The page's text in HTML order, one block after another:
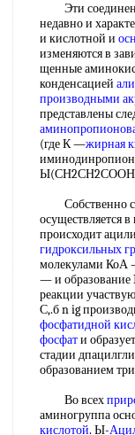
Эти
недавно и
и кислотной и
изменяются в
щенные
конденсацией
производными
представлены
(где К —жирная
Собственно
осуществляется в
происходит
гидроксильных
молекулами КоА
— и образование
реакции
С,.б n ig
фосфатидной
фосфати
стадии
образованием
Во всех
аминогруппа
кислотой. Ы-